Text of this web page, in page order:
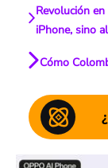
Revolución
iPhone, sino
Cómo